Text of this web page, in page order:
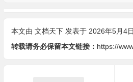
本文由 文档天下发表于 2026年5月4
转载请务必保留本文链接： https://